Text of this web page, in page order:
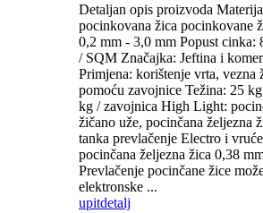
Detaljan opis proizvoda
pocinkovana žica pocinkovane
0,2 mm - 3,0 mm Popust cinka:
/ SQM Značajka: Jeftina i
Primjena: korištenje vrta, vezna
pomoću zavojnice Težina: 25
kg / zavojnica High Light:
žičano uže, pocinčana željezna
tanka prevlačenje Electro i
pocinčana željezna žica 0,38
Prevlačenje pocinčane žice
elektronske ...
upitdetalj